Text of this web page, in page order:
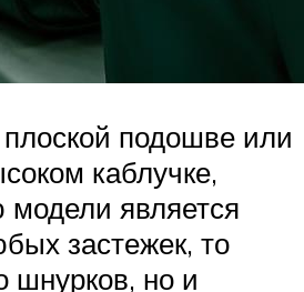
подошве или
каблучке,
модели является
застежек, то
шнурков, но и